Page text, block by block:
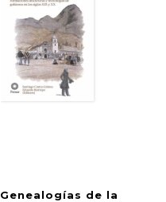
Genealogías de la